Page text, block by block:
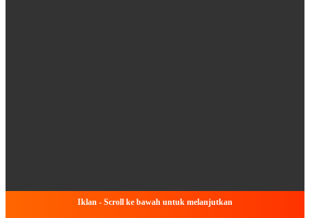
Iklan - Scroll ke bawah untuk melanjutkan